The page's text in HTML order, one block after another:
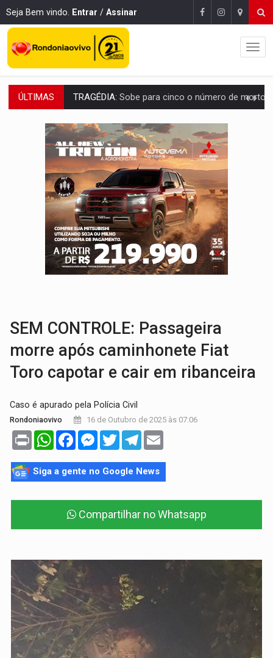
Seja Bem vindo. Entrar / Assinar
ÚLTIMAS TRANSPORTE DE ARROZ:MPF assegura cumprimento da legislação sobre transporte
DEEPFAKE:Sancionada lei contra violência sexual infantil na
COLEGIADO:Brasil e Rússia discutem energia nuclear, defesa e
URGENTE:Colisão entre caminhão e carro deixa quatro mortos e um em
ENCONTRO:Amazônia Negra ganha projeção nacional com participação de
PREVISÃO:Porto Velho tem chances de chuvas isoladas nesta
SINDICATOS UNIDOS:Assembleia Geral delibera greve da educação
PROCESSO SELETIVO:Rondoniaovivo abre oficina de Comunicação com
SEM CONTROLE: Passageira
morre após caminhonete Fiat
Toro capotar e cair em ribanceira
Caso é apurado pela Polícia Civil
Rondoniaovivo 16 de Outubro de 2025 às 07:06
Print WhatsAppFacebookMessenger
TwitterTelegram
Siga a gente no Google News
Compartilhar no Whatsapp